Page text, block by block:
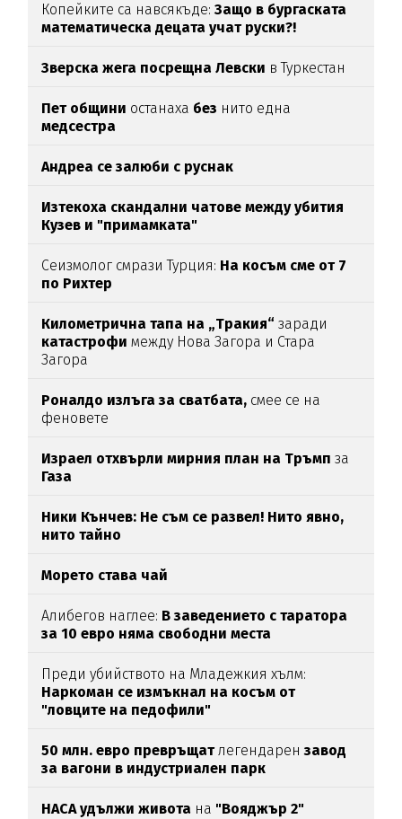
Копейките са навсякъде:Защо в бургаската
математическа децата учат руски?!
Зверска жега посрещна Левски в Туркестан
Пет общини останаха без нито една
медсестра
Андреа се залюби с руснак
Изтекоха скандални чатове между убития
Кузев и "примамката"
Сеизмолог смрази Турция: На косъм сме от 7
по Рихтер
Километрична тапа на „Тракия“ заради
катастрофи между Нова Загора и Стара
Загора
Роналдо излъга за сватбата, смее се на
феновете
Израел отхвърли мирния план на Тръмп за
Газа
Ники Кънчев: Не съм се развел! Нито явно,
нито тайно
Морето става чай
Алибегов наглее: В заведението с таратора
за 10 евро няма свободни места
Преди убийството на Младежкия хълм:
Наркоман се измъкнал на косъм от
"ловците на педофили"
50 млн. евро превръщатлегендарензавод
за вагони в индустриален парк
НАСА удължи живота на "Вояджър 2"